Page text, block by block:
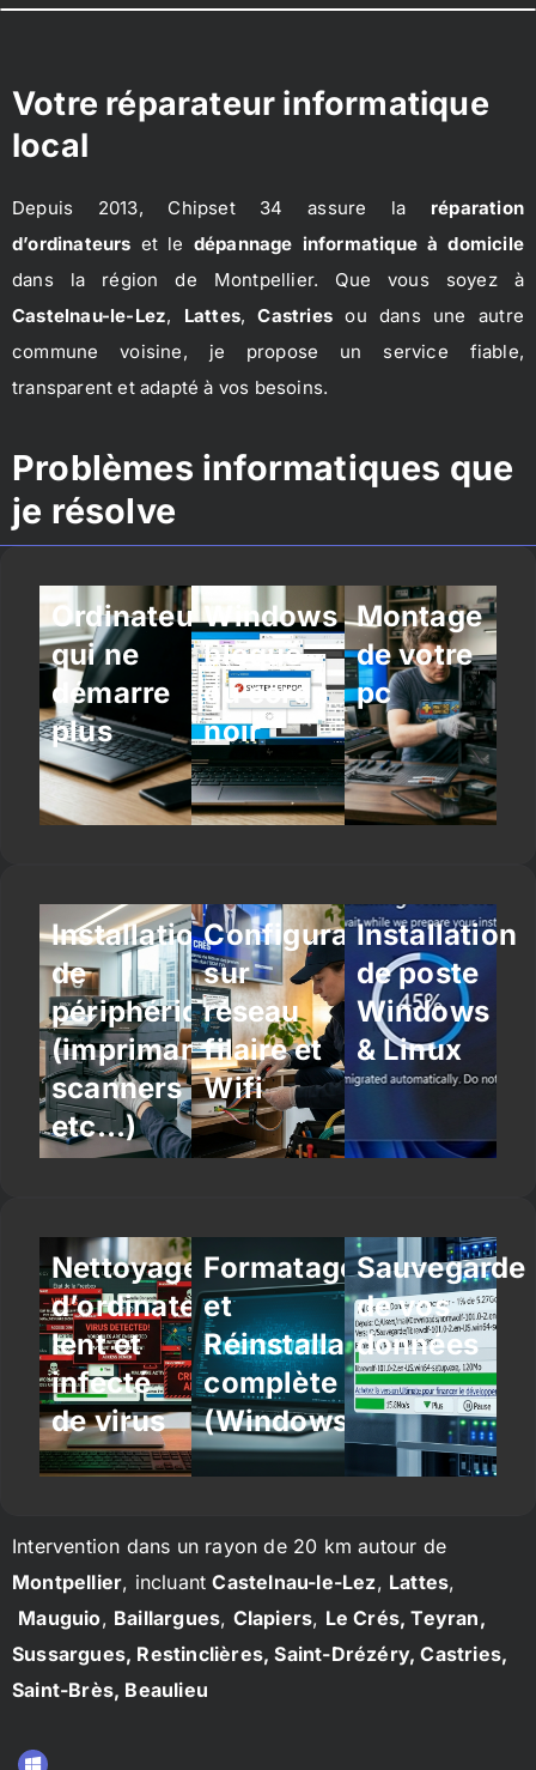
Votre réparateur informatique
local
Depuis 2013, Chipset 34 assure la réparation
d’ordinateurs et le dépannage informatique à domicile
dans la région de Montpellier. Que vous soyez à
Castelnau-le-Lez, Lattes,Castries ou dans une autre
commune voisine, je propose un service fiable,
transparent et adapté à vos besoins.
Problèmes informatiques que
je résolve
Ordinateur
qui ne
démarre
plus
Windows
bloqué
ou écran
noir
Montage
de votre
pc
Installation
de
périphériques
(imprimantes,
scanners
etc…)
Configuration
sur
réseau
filaire et
Wifi
Installation
de poste
Windows
& Linux
Nettoyage
d’ordinateur
lent et
infecté
de virus
Formatage
et
Réinstallation
complète
(Windows/Linux)
Sauvegarde
de vos
données
Intervention dans un rayon de 20 km autour de
Montpellier, incluantCastelnau-le-Lez, Lattes,
Mauguio, Baillargues, Clapiers, Le Crés, Teyran,
Sussargues, Restinclières, Saint-Drézéry, Castries,
Saint-Brès, Beaulieu